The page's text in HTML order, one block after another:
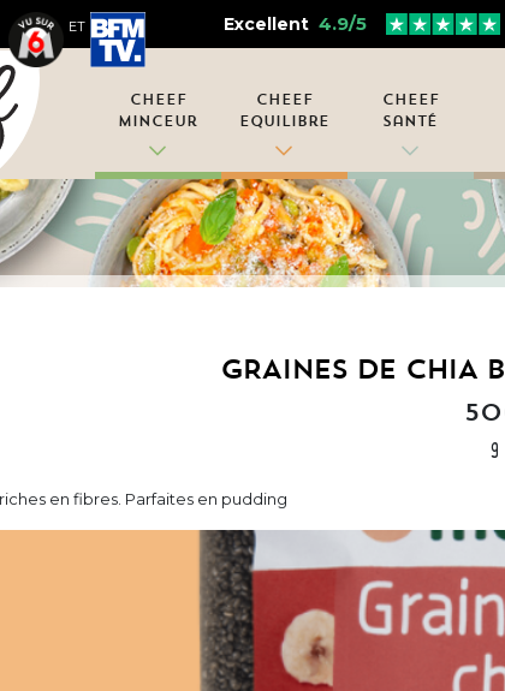
ET Excellent 4.9/5
Cheef
Minceur
Cheef
Equilibre
Cheef
Santé
GRAINES DE CHIA
g
en fibres. Parfaites en pudding